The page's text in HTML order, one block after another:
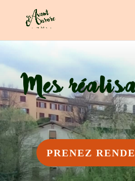
Mes
PRENEZ